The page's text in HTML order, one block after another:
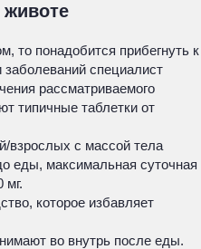
животе
то понадобится прибегнуть к
специалист
рассматриваемого
типичные таблетки от
взрослых с массой тела
еды, максимальная суточная
мг.
которое избавляет
во внутрь после еды.